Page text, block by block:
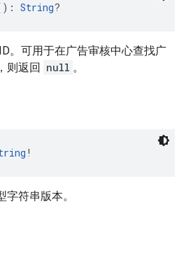
String?
。可用于在广告审核中心查找广
则返回 null 。
!
符串版本。